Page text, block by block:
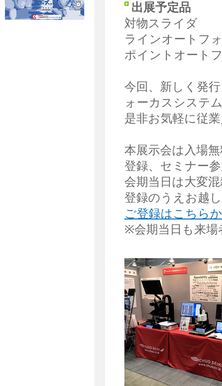
出展予定品
対物スライダ
ラインオートフ
ポイントオート
今回、新しく発
ォーカスシステ
是非お気軽に従
本展示会は入場
登録、セミナー
会期当日は大変
登録のうえお越
ご登録はこちら
※会期当日も来場